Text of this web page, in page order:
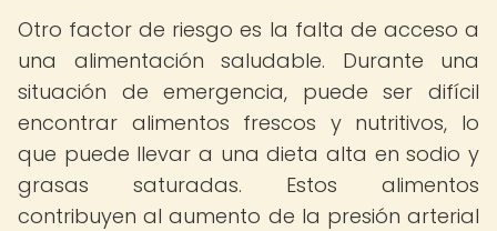
Otro factor de riesgo es la falta de acceso a
una alimentación saludable. Durante una
situación de emergencia, puede ser difícil
encontrar alimentos frescos y nutritivos, lo
que puede llevar a una dieta alta en sodio y
grasas saturadas. Estos alimentos
contribuyen al aumento de la presión arterial